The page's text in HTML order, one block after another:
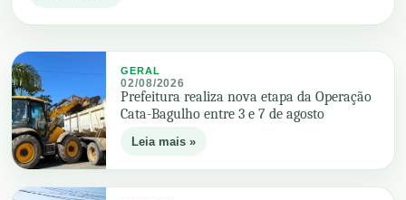
GERAL
02/08/2026
Prefeitura realiza nova etapa da Operação
Cata-Bagulho entre 3 e 7 de agosto
Leia mais »